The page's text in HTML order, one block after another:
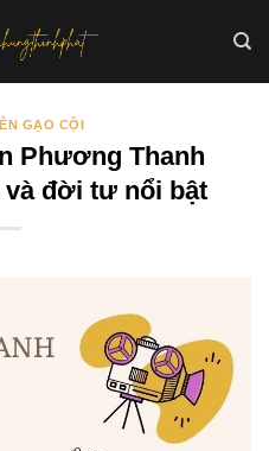
GẠO CỘI
Phương Thanh
và đời tư nổi bật